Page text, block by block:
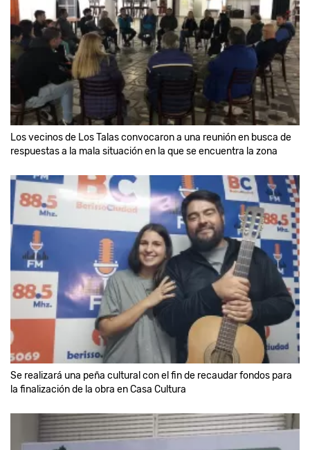
Los vecinos de Los Talas convocaron a una reunión en busca de
respuestas a la mala situación en la que se encuentra la zona
Se realizará una peña cultural con el fin de recaudar fondos para
la finalización de la obra en Casa Cultura